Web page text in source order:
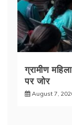
ग्रामीण
पर जोर
August 7,